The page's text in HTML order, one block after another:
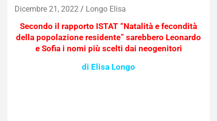
Dicembre 21, 2022 Longo Elisa
Secondo il rapporto ISTAT “Natalità e fecondità
della popolazione residente” sarebbero Leonardo
e Sofia i nomi più scelti dai neogenitori
di Elisa Longo